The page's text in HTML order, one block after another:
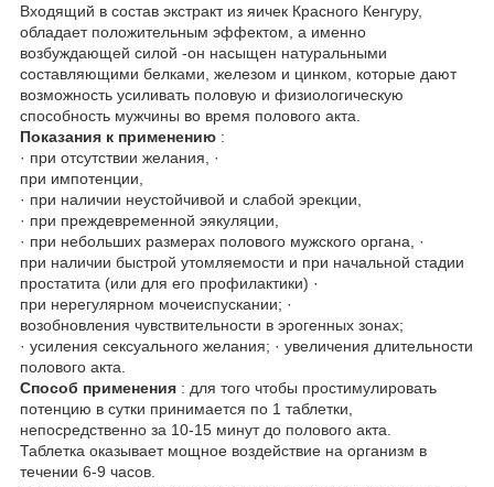
Входящий в состав экстракт из яичек Красного Кенгуру,
обладает положительным эффектом, а именно
возбуждающей силой -он насыщен натуральными
составляющими белками, железом и цинком, которые дают
возможность усиливать половую и физиологическую
способность мужчины во время полового акта.
Показания к применению :
· при отсутствии желания, ·
при импотенции,
· при наличии неустойчивой и слабой эрекции,
· при преждевременной эякуляции,
· при небольших размерах полового мужского органа, ·
при наличии быстрой утомляемости и при начальной стадии
простатита (или для его профилактики) ·
при нерегулярном мочеиспускании; ·
возобновления чувствительности в эрогенных зонах;
· усиления сексуального желания; · увеличения длительности
полового акта.
Способ применения : для того чтобы простимулировать
потенцию в сутки принимается по 1 таблетки,
непосредственно за 10-15 минут до полового акта.
Таблетка оказывает мощное воздействие на организм в
течении 6-9 часов.